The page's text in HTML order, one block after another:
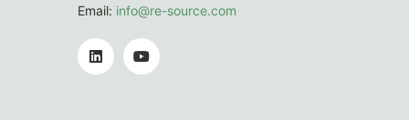
Email: info@re-source.com